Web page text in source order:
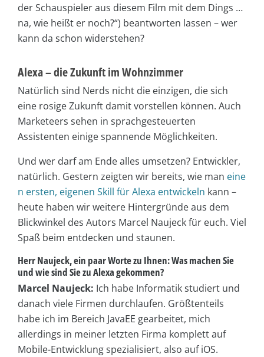
der Schauspieler aus diesem Film mit dem Dings …
na, wie heißt er noch?“) beantworten lassen – wer
kann da schon widerstehen?
Alexa – die Zukunft im Wohnzimmer
Natürlich sind Nerds nicht die einzigen, die sich
eine rosige Zukunft damit vorstellen können. Auch
Marketeers sehen in sprachgesteuerten
Assistenten einige spannende Möglichkeiten.
Und wer darf am Ende alles umsetzen? Entwickler,
natürlich. Gestern zeigten wir bereits, wie man eine
n ersten, eigenen Skill für Alexa entwickeln kann –
heute haben wir weitere Hintergründe aus dem
Blickwinkel des Autors Marcel Naujeck für euch. Viel
Spaß beim entdecken und staunen.
Herr Naujeck, ein paar Worte zu Ihnen: Was machen Sie
und wie sind Sie zu Alexa gekommen?
Marcel Naujeck: Ich habe Informatik studiert und
danach viele Firmen durchlaufen. Größtenteils
habe ich im Bereich JavaEE gearbeitet, mich
allerdings in meiner letzten Firma komplett auf
Mobile-Entwicklung spezialisiert, also auf iOS.